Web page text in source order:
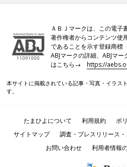
ＡＢＪマークは、この電子
著作権者からコンテンツ使
であることを示す登録商標
ABJマークの詳細、ABJマ
はこちら→https://
本サイトに掲載されている記事・写真・イラス
す。
たまひよについて 利用規約 ポ
サイトマップ
調査・プレスリリース
お問い合わせ
利用者情報